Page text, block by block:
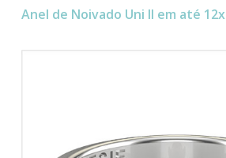
Anel de Noivado Uni II em até 12x